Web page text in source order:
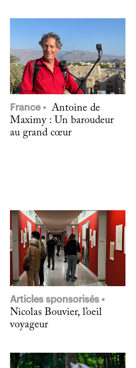
France
Antoine de
Maximy : Un baroudeur
au grand cœur
Articles sponsorisés
Nicolas Bouvier, l’oeil
voyageur